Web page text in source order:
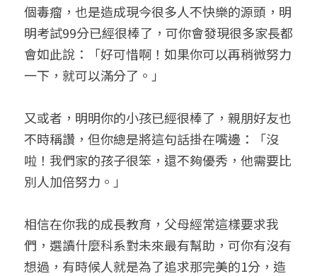
五人實戰班
五行計算初階班
五行計算高階班
團隊訓練營
小兒命名
科學八字輕鬆學
輕鬆學會科學八字推理
常見問題
FB粉絲頁
繁體中文
繁體中文
0938617837
support@p8zicourse.com
五行八字線上班
個毒瘤，也是造成現今很多人不快樂的源頭，明
明考試99分已經很棒了，可你會發現很多家長都
會如此說：「好可惜啊！如果你可以再稍微努力
一下，就可以滿分了。」
又或者，明明你的小孩已經很棒了，親朋好友也
不時稱讚，但你總是將這句話掛在嘴邊：「沒
啦！我們家的孩子很笨，還不夠優秀，他需要比
別人加倍努力。」
相信在你我的成長教育，父母經常這樣要求我
們，選讀什麼科系對未來最有幫助，可你有沒有
想過，有時候人就是為了追求那完美的1分，造